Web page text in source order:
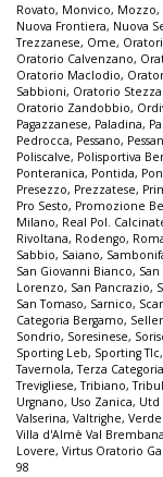
Rovato, Monvico, Mozzo,
Nuova Frontiera, Nuova
Trezzanese, Ome,
Oratorio Calvenzano,
Oratorio Maclodio,
Sabbioni, Oratorio
Oratorio Zandobbio,
Pagazzanese, Paladina,
Pedrocca, Pessano,
Poliscalve, Polisportiva
Ponteranica, Pontida,
Presezzo, Prezzatese,
Pro Sesto, Promozione
Milano, Real Pol.
Rivoltana, Rodengo,
Sabbio, Saiano,
San Giovanni Bianco,
Lorenzo, San Pancrazio,
San Tomaso, Sarnico,
Categoria Bergamo,
Sondrio, Soresinese,
Sporting Leb, Sporting Tlc,
Tavernola,Terza
Trevigliese,Tribiano,
Urgnano, Uso Zanica, Utd
Valserina, Valtrighe,
Villa d'Almè Val Brembana
Lovere, Virtus Oratorio
98